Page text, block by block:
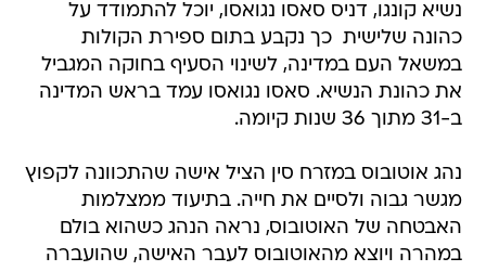
נשיא קונגו, דניס סאסו נגואסו, יוכל להתמודד על
כהונה שלישית  כך נקבע בתום ספירת הקולות
במשאל העם במדינה, לשינוי הסעיף בחוקה המגביל
את כהונת הנשיא. סאסו נגואסו עמד בראש המדינה
ב-31 מתוך 36 שנות קיומה.
נהג אוטובוס במזרח סין הציל אישה שהתכוונה לקפוץ
מגשר גבוה ולסיים את חייה. בתיעוד ממצלמות
האבטחה של האוטובוס, נראה הנהג כשהוא בולם
במהרה ויוצא מהאוטובוס לעבר האישה, שהועברה